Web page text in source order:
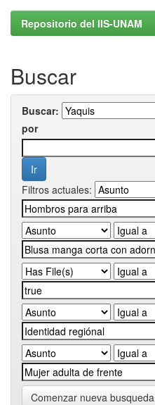
Repositorio del IIS-UNAM
Buscar
Buscar:
por
Filtros actuales:
Comenzar nueva busqueda